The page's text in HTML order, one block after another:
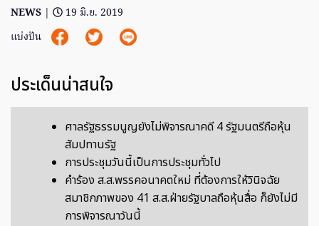
NEWS |
19 มิ.ย. 2019
แบ่งปัน
ประเด็นน่าสนใจ
ศาลรัฐธรรมนูญยังไม่พิจารณาคดี 4 รัฐมนตรีถือหุ้น
สัมปทานรัฐ
การประชุมวันนี้เป็นการประชุมทั่วไป
คําร้อง ส.ส.พรรคอนาคตใหม่ ที่ต้องการให้วินิจฉัย
สมาชิกภาพของ 41 ส.ส.ฝ่ายรัฐบาลถือหุ้นสื่อ ก็ยังไม่มี
การพิจารณาวันนี้